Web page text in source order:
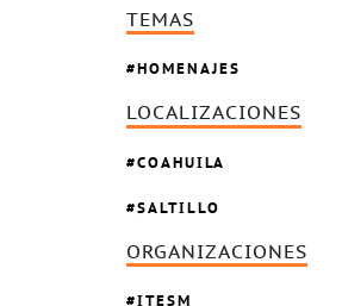
TEMAS
HOMENAJES
LOCALIZACIONES
COAHUILA
SALTILLO
ORGANIZACIONES
ITESM